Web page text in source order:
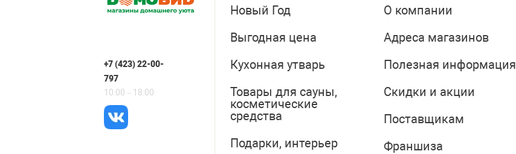
+7 (423) 22-00-
797
10:00 – 18:00
Новый Год
Выгодная цена
Кухонная утварь
Товары для сауны,
косметические
средства
Подарки, интерьер
О компании
Адреса магазинов
Полезная информация
Скидки и акции
Поставщикам
Франшиза